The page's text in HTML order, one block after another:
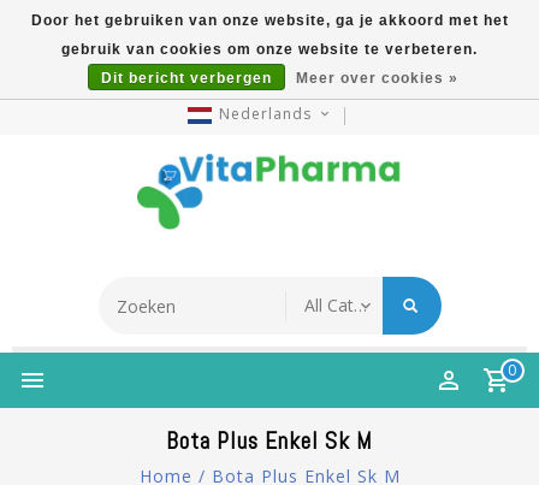
5% Korting Na Aanmelding Op Nieuwsbrief | Gratis
Verzending Vanaf €49 | Online Sinds 2007
Nederlands
0
Bota Plus Enkel Sk M
Home / Bota Plus Enkel Sk M
Door het gebruiken van onze website, ga je akkoord met het
gebruik van cookies om onze website te verbeteren.
Dit bericht verbergen
Meer over cookies »